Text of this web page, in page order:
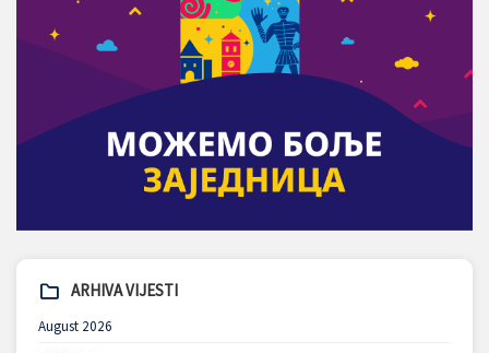
ARHIVA VIJESTI
August 2026